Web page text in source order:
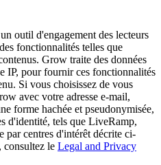
outil d'engagement des lecteurs
fonctionnalités telles que
Grow traite des données
IP, pour fournir ces fonctionnalités
Si vous choisissez de vous
avec votre adresse e-mail,
forme hachée et pseudonymisée,
d'identité, tels que LiveRamp,
par centres d'intérêt décrite ci-
consultez le Legal and Privacy